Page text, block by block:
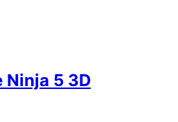
Ninja 5 3D